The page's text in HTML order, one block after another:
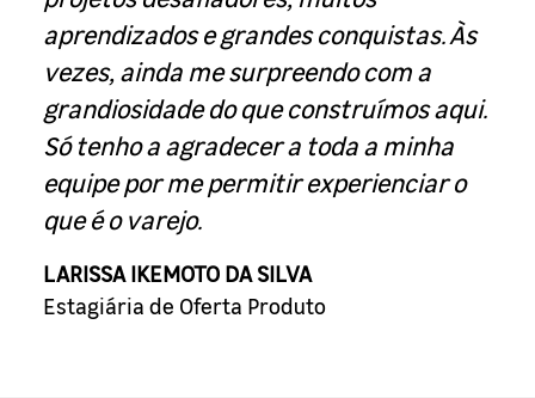
aprendizados e grandes conquistas. Às
vezes, ainda me surpreendo com a
grandiosidade do que construímos aqui.
Só tenho a agradecer a toda a minha
equipe por me permitir experienciar o
que é o varejo.
LARISSA IKEMOTO DA SILVA
Estagiária de Oferta Produto